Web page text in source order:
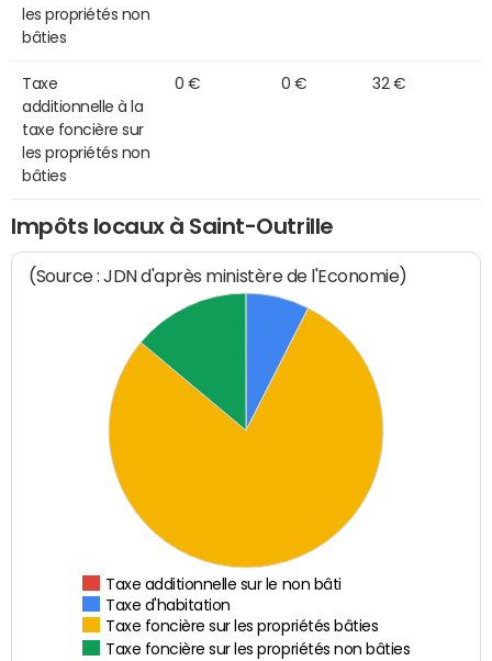
les propriétés non
bâties
Taxe
additionnelle à la
taxe foncière sur
les propriétés non
bâties
0 € 0 € 32 €
Impôts locaux à Saint-Outrille
(Source : JDN d'après ministère de l'Economie)
Taxe additionnelle sur le non bâti
Taxe d'habitation
Taxe foncière sur les propriétés bâties
Taxe foncière sur les propriétés non bâties